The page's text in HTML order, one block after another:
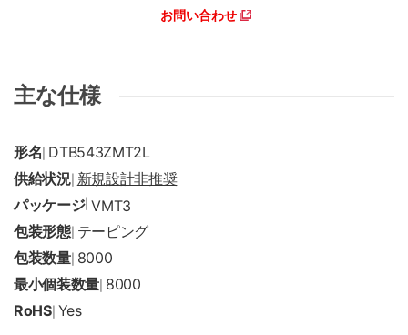
お問い合わせ
主な仕様
形名 DTB543ZMT2L
供給状況| 新規設計非推奨
パッケージ|VMT3
包装形態| テーピング
包装数量| 8000
最小個装数量 8000
RoHS| Yes